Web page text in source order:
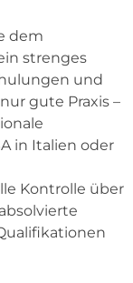
dem
strenges
und
gute Praxis –
in Italien oder
Kontrolle über